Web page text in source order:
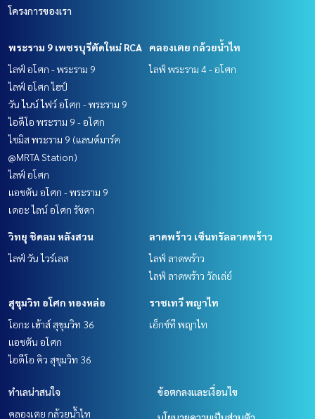
โครงการของเรา
พระราม 9 เพชรบุรีตัดใหม่ RCA
ไลฟ์ อโศก - พระราม 9
ไลฟ์ อโศก ไฮป์
วัน ไนน์ ไฟว์ อโศก - พระราม 9
ไอดีโอ พระราม 9 - อโศก
ไซมิส พระราม 9 (แลนด์มาร์ค
@MRTA Station)
ไลฟ์ อโศก
แอชตัน อโศก - พระราม 9
เดอะ ไลน์ อโศก รัชดา
คลองเตย กล้วยน้ำไท
ไลฟ์ พระราม 4 - อโศก
วิทยุ ชิดลม หลังสวน
ไลฟ์ วัน ไวร์เลส
ลาดพร้าว เซ็นทรัลลาดพร้าว
ไลฟ์ ลาดพร้าว
ไลฟ์ ลาดพร้าว วัลเล่ย์
สุขุมวิท อโศก ทองหล่อ
โอกะ เฮ้าส์ สุขุมวิท 36
แอชตัน อโศก
ไอดีโอ คิว สุขุมวิท 36
ราชเทวี พญาไท
เอ็กซ์ที พญาไท
ทำเลน่าสนใจ
คลองเตย กล้วยน้ำไท
ข้อตกลงและเงื่อนไข